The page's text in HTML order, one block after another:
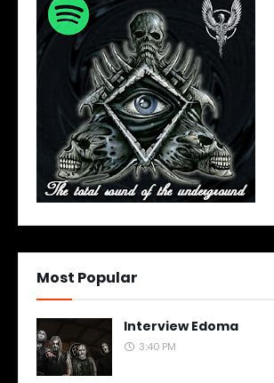
Most Popular
Interview Edoma
3:40 PM